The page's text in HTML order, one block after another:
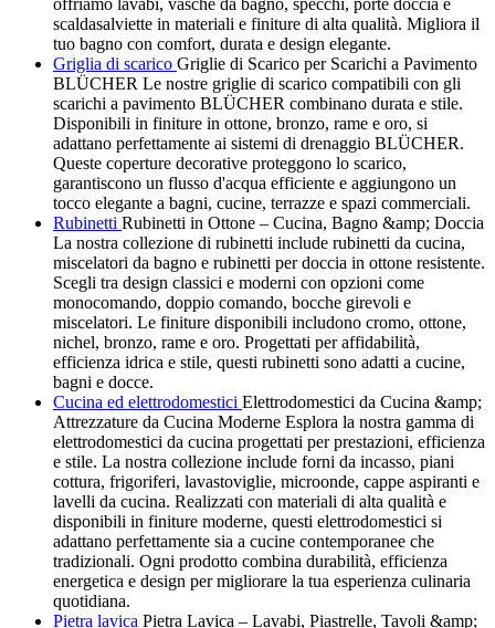
offriamo lavabi, vasche da bagno, specchi, porte doccia e
scaldasalviette in materiali e finiture di alta qualità. Migliora il
tuo bagno con comfort, durata e design elegante.
Griglia di scarico Griglie di Scarico per Scarichi a Pavimento
BLÜCHER Le nostre griglie di scarico compatibili con gli
scarichi a pavimento BLÜCHER combinano durata e stile.
Disponibili in finiture in ottone, bronzo, rame e oro, si
adattano perfettamente ai sistemi di drenaggio BLÜCHER.
Queste coperture decorative proteggono lo scarico,
garantiscono un flusso d'acqua efficiente e aggiungono un
tocco elegante a bagni, cucine, terrazze e spazi commerciali.
Rubinetti Rubinetti in Ottone – Cucina, Bagno &amp; Doccia
La nostra collezione di rubinetti include rubinetti da cucina,
miscelatori da bagno e rubinetti per doccia in ottone resistente.
Scegli tra design classici e moderni con opzioni come
monocomando, doppio comando, bocche girevoli e
miscelatori. Le finiture disponibili includono cromo, ottone,
nichel, bronzo, rame e oro. Progettati per affidabilità,
efficienza idrica e stile, questi rubinetti sono adatti a cucine,
bagni e docce.
Cucina ed elettrodomestici Elettrodomestici da Cucina &amp;
Attrezzature da Cucina Moderne Esplora la nostra gamma di
elettrodomestici da cucina progettati per prestazioni, efficienza
e stile. La nostra collezione include forni da incasso, piani
cottura, frigoriferi, lavastoviglie, microonde, cappe aspiranti e
lavelli da cucina. Realizzati con materiali di alta qualità e
disponibili in finiture moderne, questi elettrodomestici si
adattano perfettamente sia a cucine contemporanee che
tradizionali. Ogni prodotto combina durabilità, efficienza
energetica e design per migliorare la tua esperienza culinaria
quotidiana.
Pietra lavica Pietra Lavica – Lavabi, Piastrelle, Tavoli &amp;